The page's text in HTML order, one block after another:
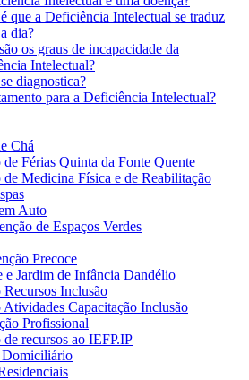
que a Deficiência Intelectual se traduz
dia?
os graus de incapacidade da
Intelectual?
diagnostica?
para a Deficiência Intelectual?
Chá
de Férias Quinta da Fonte Quente
de Medicina Física e de Reabilitação
Auto
de Espaços Verdes
Precoce
e Jardim de Infância Dandélio
Recursos Inclusão
Atividades Capacitação Inclusão
Profissional
de recursos ao IEFP.IP